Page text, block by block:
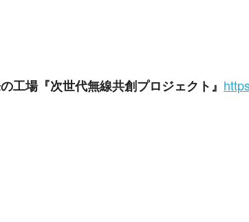
工場『次世代無線共創プロジェクト』